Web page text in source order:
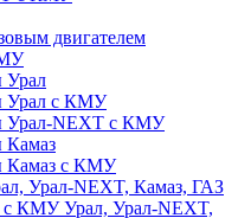
двигателем
Урал
Урал с КМУ
Урал-NEXT с КМУ
Камаз
Камаз с КМУ
Урал-NEXT, Камаз, ГАЗ
с КМУ Урал, Урал-NEXT,